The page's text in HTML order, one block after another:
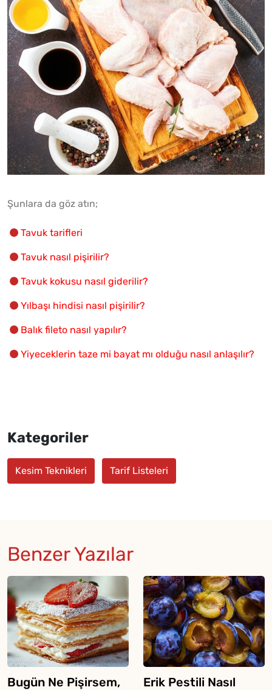
Şunlara da göz atın;
Tavuk tarifleri
Tavuk nasıl pişirilir?
Tavuk kokusu nasıl giderilir?
Yılbaşı hindisi nasıl pişirilir?
Balık fileto nasıl yapılır?
Yiyeceklerin taze mi bayat mı olduğu nasıl anlaşılır?
Kategoriler
Kesim Teknikleri Tarif Listeleri
Benzer Yazılar
Bugün Ne Pişirsem,
Erik Pestili Nasıl